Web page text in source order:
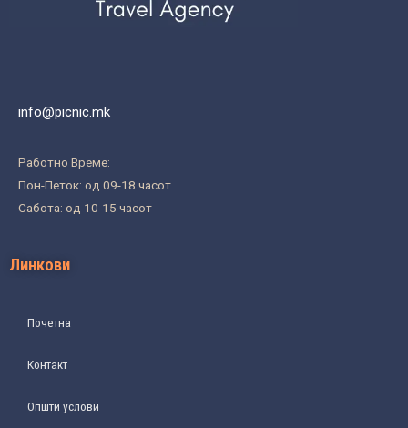
info@picnic.mk
Работно Време:
Пон-Петок: од 09-18 часот
Сабота: од 10-15 часот
Линкови
Почетна
Контакт
Општи услови